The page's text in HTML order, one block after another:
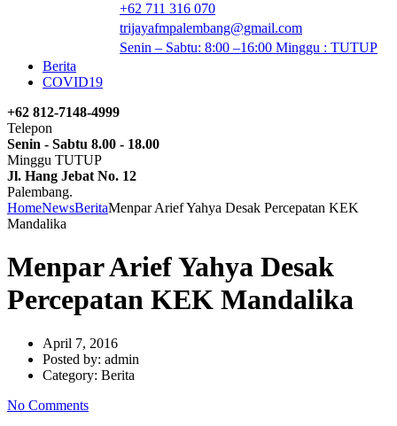
+62 711 316 070
trijayafmpalembang@gmail.com
Senin – Sabtu: 8:00 –16:00 Minggu : TUTUP
Berita
COVID19
+62 812-7148-4999
Telepon
Senin - Sabtu 8.00 - 18.00
Minggu TUTUP
Jl. Hang Jebat No. 12
Palembang.
HomeNewsBeritaMenpar Arief Yahya Desak Percepatan KEK
Mandalika
Menpar Arief Yahya Desak
Percepatan KEK Mandalika
April 7, 2016
Posted by: admin
Category: Berita
No Comments